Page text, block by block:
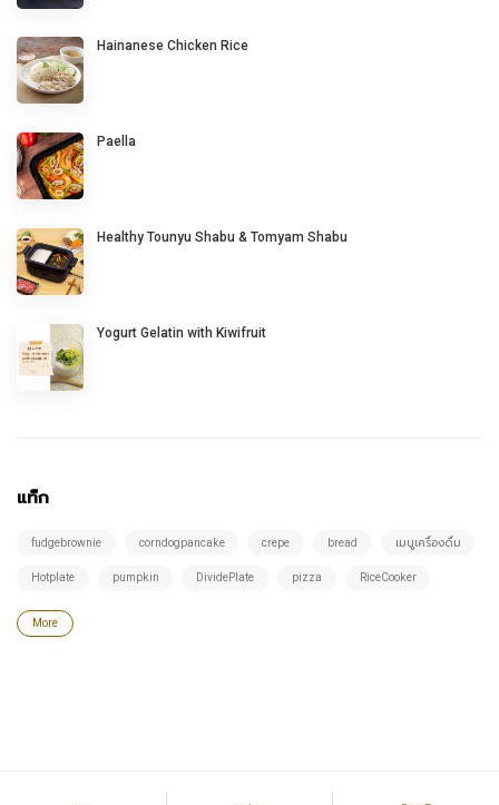
Hainanese Chicken Rice
Paella
Healthy Tounyu Shabu & Tomyam Shabu
Yogurt Gelatin with Kiwifruit
แท็ก
fudgebrownie corndogpancake crepe bread เมนูเครื่องดื่ม
Hotplate pumpkin DividePlate pizza RiceCooker
More